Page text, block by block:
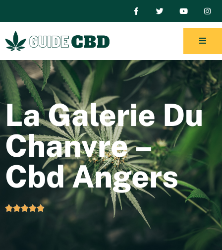
La Galerie Du
Chanvre –
Cbd Angers
